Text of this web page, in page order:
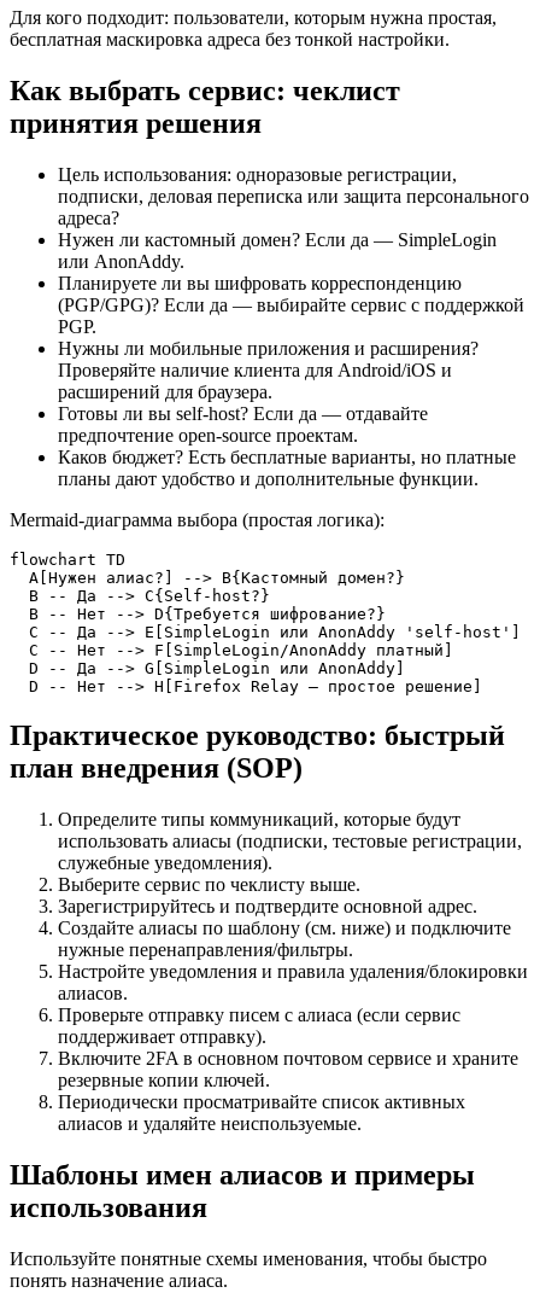
Для кого подходит: пользователи, которым нужна простая,
бесплатная маскировка адреса без тонкой настройки.
Как выбрать сервис: чеклист
принятия решения
Цель использования: одноразовые регистрации,
подписки, деловая переписка или защита персонального
адреса?
Нужен ли кастомный домен? Если да — SimpleLogin
или AnonAddy.
Планируете ли вы шифровать корреспонденцию
(PGP/GPG)? Если да — выбирайте сервис с поддержкой
PGP.
Нужны ли мобильные приложения и расширения?
Проверяйте наличие клиента для Android/iOS и
расширений для браузера.
Готовы ли вы self‑host? Если да — отдавайте
предпочтение open‑source проектам.
Каков бюджет? Есть бесплатные варианты, но платные
планы дают удобство и дополнительные функции.
Mermaid‑диаграмма выбора (простая логика):
flowchart TD
  A[Нужен алиас?] --> B{Кастомный домен?}
  B -- Да --> C{Self‑host?}
  B -- Нет --> D{Требуется шифрование?}
  C -- Да --> E[SimpleLogin или AnonAddy 'self‑host']
  C -- Нет --> F[SimpleLogin/AnonAddy платный]
  D -- Да --> G[SimpleLogin или AnonAddy]
  D -- Нет --> H[Firefox Relay — простое решение]
Практическое руководство: быстрый
план внедрения (SOP)
Определите типы коммуникаций, которые будут
использовать алиасы (подписки, тестовые регистрации,
служебные уведомления).
Выберите сервис по чеклисту выше.
Зарегистрируйтесь и подтвердите основной адрес.
Создайте алиасы по шаблону (см. ниже) и подключите
нужные перенаправления/фильтры.
Настройте уведомления и правила удаления/блокировки
алиасов.
Проверьте отправку писем с алиаса (если сервис
поддерживает отправку).
Включите 2FA в основном почтовом сервисе и храните
резервные копии ключей.
Периодически просматривайте список активных
алиасов и удаляйте неиспользуемые.
Шаблоны имен алиасов и примеры
использования
Используйте понятные схемы именования, чтобы быстро
понять назначение алиаса.